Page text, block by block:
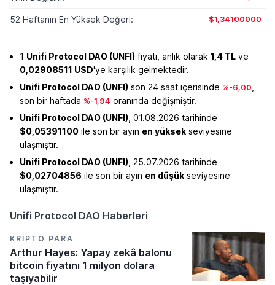
52 Haftanın En Yüksek Değeri: $1,34100000
1 Unifi Protocol DAO (UNFI) fiyatı, anlık olarak 1,4 TL ve
0,02908511 USD'ye karşılık gelmektedir.
Unifi Protocol DAO (UNFI) son 24 saat içerisinde %-6,00
son bir haftada %-1,94 oranında değişmiştir.
Unifi Protocol DAO (UNFI) , 01.08.2026 tarihinde
$0,05391100 ile son bir ayın en yüksek seviyesine
ulaşmıştır.
Unifi Protocol DAO (UNFI) , 25.07.2026 tarihinde
$0,02704856 ile son bir ayın en düşük seviyesine
ulaşmıştır.
Unifi Protocol DAO Haberleri
KRIPTO PARA
Arthur Hayes: Yapay zekâ balonu
bitcoin fiyatını 1 milyon dolara
taşıyabilir